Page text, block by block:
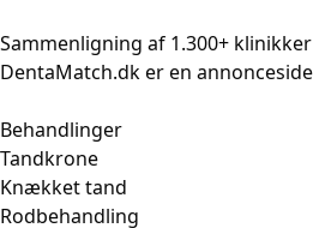
til
indhold
Sammenligning af 1.300+ klinikker
DentaMatch.dk er en
Behandlinger
Tandkrone
Knækket tand
Rodbehandling